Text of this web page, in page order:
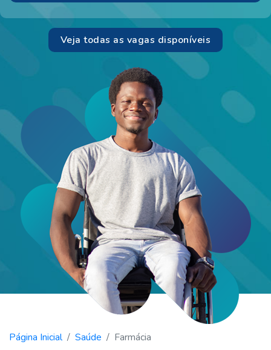
Veja todas as vagas disponíveis
Página Inicial Saúde Farmácia